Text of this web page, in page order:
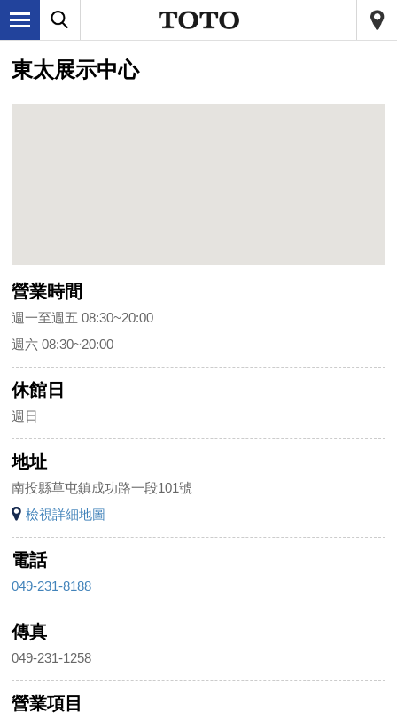
東太展示中心
營業時間
週一至週五 08:30~20:00
週六 08:30~20:00
休館日
週日
地址
南投縣草屯鎮成功路一段101號
檢視詳細地圖
電話
049-231-8188
傳真
049-231-1258
營業項目